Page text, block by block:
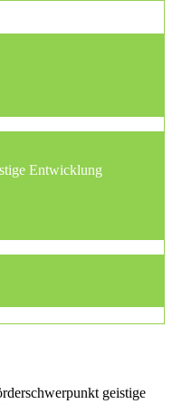
Entwicklung
geistige